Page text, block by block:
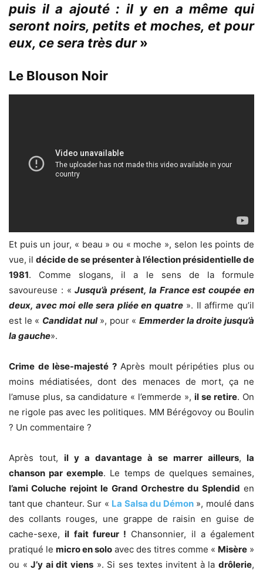
puis il a ajouté : il y en a même qui
seront noirs, petits et moches, et pour
eux, ce sera très dur»
Le Blouson Noir
Et puis un jour, « beau » ou « moche », selon les points de
vue, il décide de se présenter à l’élection présidentielle de
1981. Comme slogans, il a le sens de la formule
savoureuse : «Jusqu’à présent, la France est coupée en
deux, avec moi elle sera pliée en quatre». Il affirme qu’il
est le « Candidat nul», pour «Emmerder la droite jusqu’à
la gauche».
Crime de lèse-majesté ?Après moult péripéties plus ou
moins médiatisées, dont des menaces de mort, ça ne
l’amuse plus, sa candidature « l’emmerde », il se retire. On
ne rigole pas avec les politiques. MM Bérégovoy ou Boulin
? Un commentaire ?
Après tout, il y a davantage à se marrer ailleurs, la
chanson par exemple. Le temps de quelques semaines,
l’ami Coluche rejoint le Grand Orchestre du Splendid en
tant que chanteur. Sur « La Salsa du Démon», moulé dans
des collants rouges, une grappe de raisin en guise de
cache-sexe,il fait fureur ! Chansonnier, il a également
pratiqué le micro en solo avec des titres comme « Misère »
ou «J’y ai dit viens ». Si ses textes invitent à ladrôlerie,